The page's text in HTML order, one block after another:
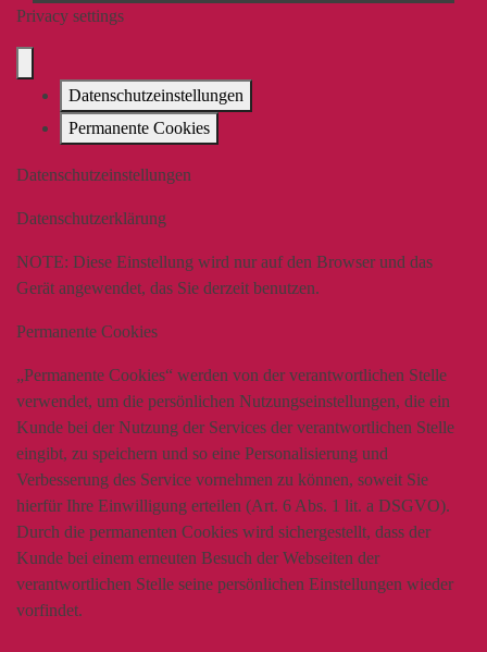
Privacy settings
Datenschutzeinstellungen
Permanente Cookies
Datenschutzeinstellungen
Datenschutzerklärung
NOTE: Diese Einstellung wird nur auf den Browser und das
Gerät angewendet, das Sie derzeit benutzen.
Permanente Cookies
„Permanente Cookies“ werden von der verantwortlichen Stelle
verwendet, um die persönlichen Nutzungseinstellungen, die ein
Kunde bei der Nutzung der Services der verantwortlichen Stelle
eingibt, zu speichern und so eine Personalisierung und
Verbesserung des Service vornehmen zu können, soweit Sie
hierfür Ihre Einwilligung erteilen (Art. 6 Abs. 1 lit. a DSGVO).
Durch die permanenten Cookies wird sichergestellt, dass der
Kunde bei einem erneuten Besuch der Webseiten der
verantwortlichen Stelle seine persönlichen Einstellungen wieder
vorfindet.